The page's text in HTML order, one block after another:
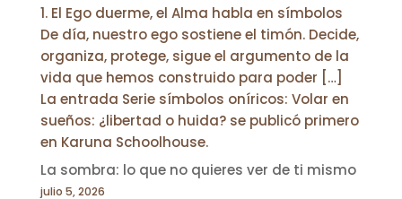
1. El Ego duerme, el Alma habla en símbolos
De día, nuestro ego sostiene el timón. Decide,
organiza, protege, sigue el argumento de la
vida que hemos construido para poder […]
La entrada Serie símbolos oníricos: Volar en
sueños: ¿libertad o huida? se publicó primero
en Karuna Schoolhouse.
La sombra: lo que no quieres ver de ti mismo
julio 5, 2026